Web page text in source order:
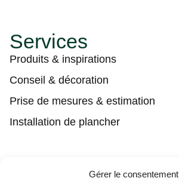
Gérer le consentement
Services
Produits & inspirations
Conseil & décoration
Prise de mesures & estimation
Installation de plancher